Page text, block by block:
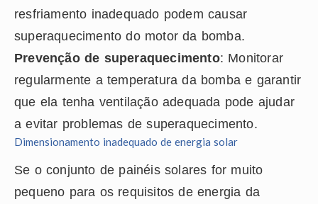
resfriamento inadequado podem causar
superaquecimento do motor da bomba.
Prevenção de superaquecimento: Monitorar
regularmente a temperatura da bomba e garantir
que ela tenha ventilação adequada pode ajudar
a evitar problemas de superaquecimento.
Dimensionamento inadequado de energia solar
Se o conjunto de painéis solares for muito
pequeno para os requisitos de energia da